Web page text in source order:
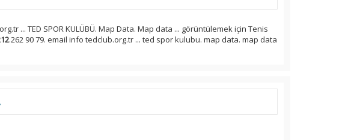
... TED SPOR KULÜBÜ. Map Data. Map data ... görüntülemek için Tenis
.262 90 79. email info tedclub.org.tr ... ted spor kulubu. map data. map data